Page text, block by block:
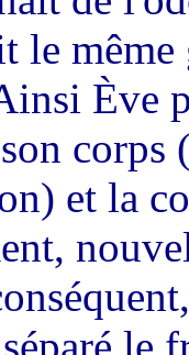
le
Ève
corps
et la